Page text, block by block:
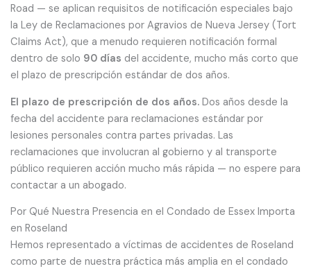
Road — se aplican requisitos de notificación especiales bajo
la Ley de Reclamaciones por Agravios de Nueva Jersey (Tort
Claims Act), que a menudo requieren notificación formal
dentro de solo 90 días del accidente, mucho más corto que
el plazo de prescripción estándar de dos años.
El plazo de prescripción de dos años. Dos años desde la
fecha del accidente para reclamaciones estándar por
lesiones personales contra partes privadas. Las
reclamaciones que involucran al gobierno y al transporte
público requieren acción mucho más rápida — no espere para
contactar a un abogado.
Por Qué Nuestra Presencia en el Condado de Essex Importa
en Roseland
Hemos representado a víctimas de accidentes de Roseland
como parte de nuestra práctica más amplia en el condado